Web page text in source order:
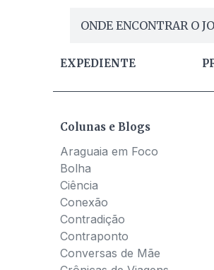
ONDE ENCONTRAR O
EXPEDIENTE
Colunas e Blogs
Araguaia em Foco
Bolha
Ciência
Conexão
Contradição
Contraponto
Conversas de Mãe